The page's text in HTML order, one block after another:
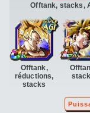
Offtank, stacks,
Offtank,
réductions,
stacks